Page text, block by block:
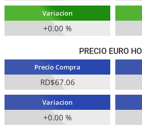
Variacion
+0.00 %
PRECIO EURO
Precio Compra
RD$67.06
Variacion
+0.00 %